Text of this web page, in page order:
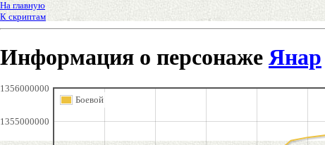
На главную
К скриптам
Информация о персонаже Янар
1355000000
1356000000
Боевой